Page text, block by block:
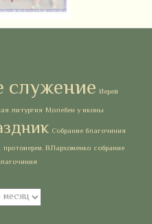
служение Иерей
литургия Молебен у иконы
Собрание благочиния
протоиереи. В.Пархоменко собрание